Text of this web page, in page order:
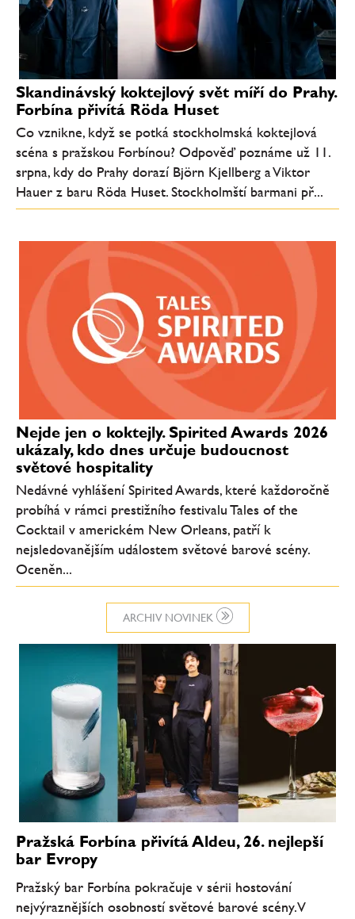
ARCHIV NOVINEK
Skandinávský koktejlový svět míří do Prahy.
Forbína přivítá Röda Huset
Co vznikne, když se potká stockholmská koktejlová
scéna s pražskou Forbínou? Odpověď poznáme už 11.
srpna, kdy do Prahy dorazí Björn Kjellberg a Viktor
Hauer z baru Röda Huset. Stockholmští barmani př...
Nejde jen o koktejly. Spirited Awards 2026
ukázaly, kdo dnes určuje budoucnost
světové hospitality
Nedávné vyhlášení Spirited Awards, které každoročně
probíhá v rámci prestižního festivalu Tales of the
Cocktail v americkém New Orleans, patří k
nejsledovanějším událostem světové barové scény.
Oceněn...
Pražská Forbína přivítá Aldeu, 26. nejlepší
bar Evropy
Pražský bar Forbína pokračuje v sérii hostování
nejvýraznějších osobností světové barové scény. V